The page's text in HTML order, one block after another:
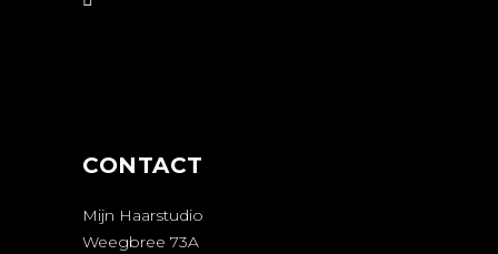
CONTACT
Mijn Haarstudio
Weegbree 73A